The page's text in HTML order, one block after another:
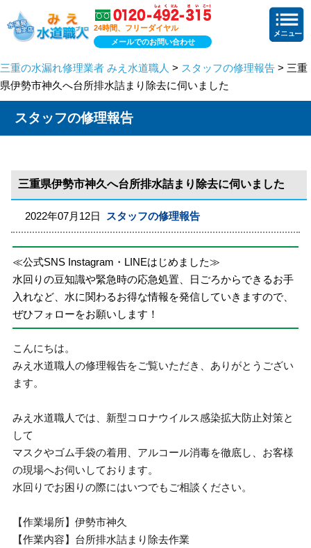
24時間、フリーダイヤル
メールでのお問い合わせ
三重の水漏れ修理業者 みえ水道職人 > スタッフの修理報告 > 三重
県伊勢市神久へ台所排水詰まり除去に伺いました
スタッフの修理報告
三重県伊勢市神久へ台所排水詰まり除去に伺いました
2022年07月12日 スタッフの修理報告
≪公式SNS Instagram・LINEはじめました≫
水回りの豆知識や緊急時の応急処置、日ごろからできるお手
入れなど、水に関わるお得な情報を発信していきますので、
ぜひフォローをお願いします！
こんにちは。
みえ水道職人の修理報告をご覧いただき、ありがとうござい
ます。
みえ水道職人では、新型コロナウイルス感染拡大防止対策と
して
マスクやゴム手袋の着用、アルコール消毒を徹底し、お客様
の現場へお伺いしております。
水回りでお困りの際にはいつでもご相談ください。
【作業場所】伊勢市神久
【作業内容】台所排水詰まり除去作業